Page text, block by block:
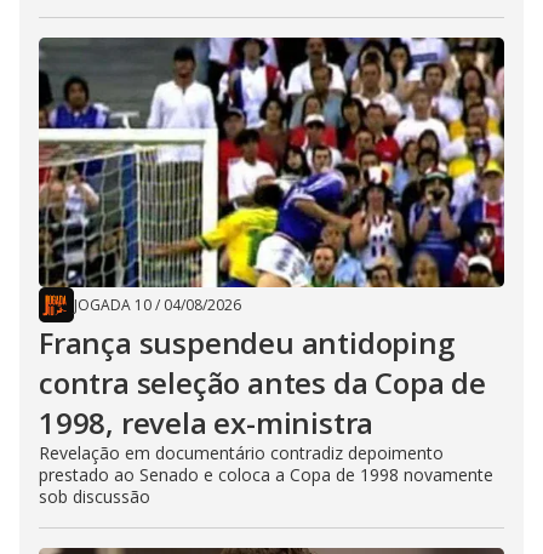
JOGADA 10/ 04/08/2026
França suspendeu antidoping
contra seleção antes da Copa de
1998, revela ex-ministra
Revelação em documentário contradiz depoimento
prestado ao Senado e coloca a Copa de 1998 novamente
sob discussão